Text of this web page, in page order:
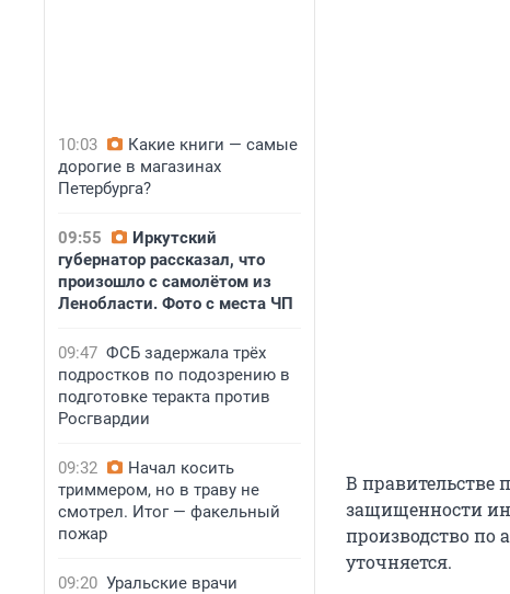
10:03
Какие книги — самые
дорогие в магазинах
Петербурга?
09:55
Иркутский
губернатор рассказал, что
произошло с самолётом из
Ленобласти. Фото с места ЧП
09:47 ФСБ задержала трёх
подростков по подозрению в
подготовке теракта против
Росгвардии
09:32
Начал косить
триммером, но в траву не
смотрел. Итог — факельный
пожар
09:20 Уральские врачи
В правительстве
защищенности
производство по
уточняется.